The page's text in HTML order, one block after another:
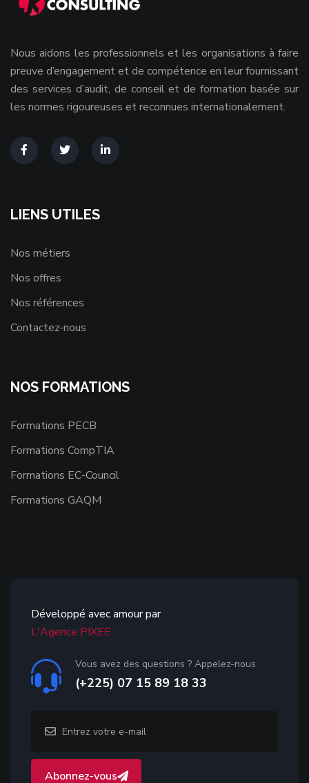
Nous aidons les professionnels et les organisations à faire
preuve d’engagement et de compétence en leur fournissant
des services d’audit, de conseil et de formation basée sur
les normes rigoureuses et reconnues internationalement.
LIENS UTILES
Nos métiers
Nos offres
Nos références
Contactez-nous
NOS FORMATIONS
Formations PECB
Formations CompTIA
Formations EC-Council
Formations GAQM
Développé avec amour par
L'Agence PIXEE
Vous avez des questions ? Appelez-nous
(+225) 07 15 89 18 33
Abonnez-vous